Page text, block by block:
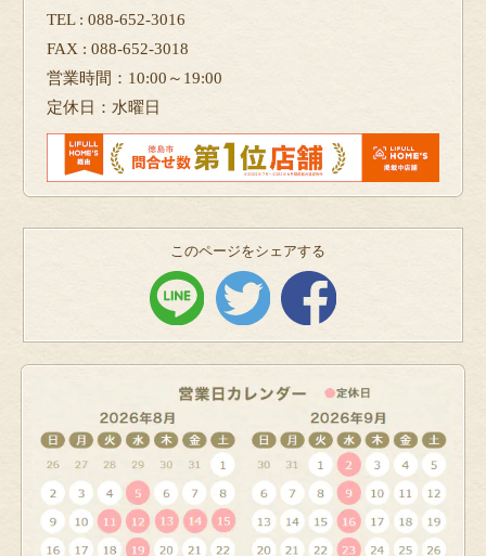
TEL : 088-652-3016
FAX : 088-652-3018
営業時間：10:00～19:00
定休日：水曜日
このページをシェアする